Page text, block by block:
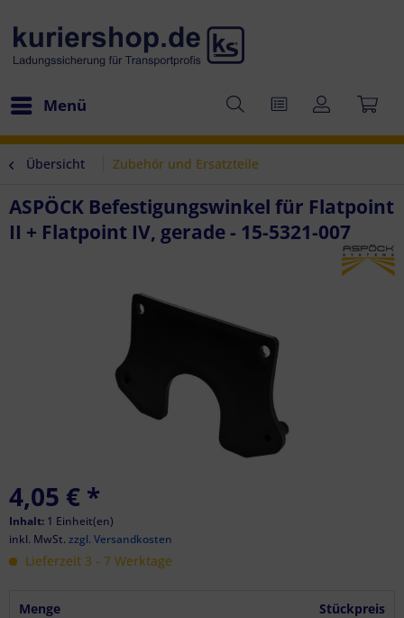
Menü
Übersicht Zubehör und Ersatzteile
ASPÖCK Befestigungswinkel für Flatpoint
II + Flatpoint IV, gerade - 15-5321-007
4,05 € *
Inhalt: 1 Einheit(en)
inkl. MwSt. zzgl. Versandkosten
Lieferzeit 3 - 7 Werktage
Menge Stückpreis